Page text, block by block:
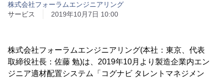
株式会社フォーラムエンジニアリング
サービス
2019年10月7日 10:00
株式会社フォーラムエンジニアリング(本社：東京、代表
取締役社長：佐藤 勉)は、2019年10月より製造企業内エン
ジニア適材配置システム「コグナビ タレントマネジメン